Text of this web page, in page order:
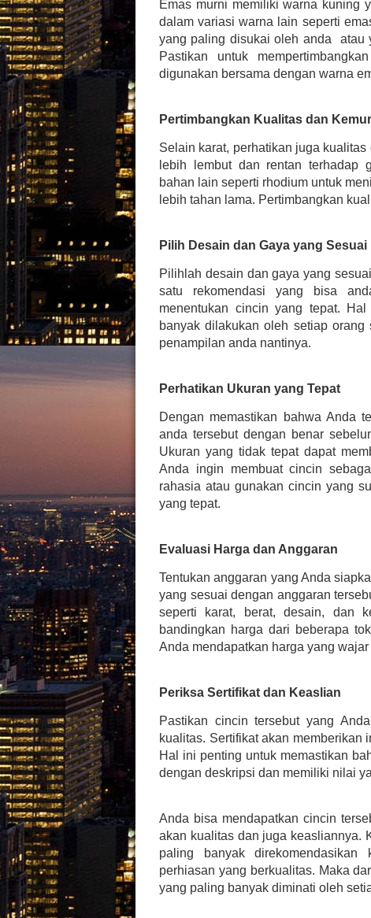
Emas murni memiliki warna kuning
dalam variasi warna lain seperti
yang paling disukai oleh anda atau
Pastikan untuk
digunakan bersama dengan warna
Pertimbangkan Kualitas dan
Selain karat, perhatikan juga
lebih lembut dan rentan terhadap
bahan lain seperti rhodium untuk
lebih tahan lama. Pertimbangkan
Pilih Desain dan Gaya yang Sesuai
Pilihlah desain dan gaya yang
satu rekomendasi yang bisa
menentukan cincin yang tepat.
banyak dilakukan oleh setiap
penampilan anda nantinya.
Perhatikan Ukuran yang Tepat
Dengan memastikan bahwa Anda
anda tersebut dengan benar
Ukuran yang tidak tepat dapat
Anda ingin membuat cincin
rahasia atau gunakan cincin yang
yang tepat.
Evaluasi Harga dan Anggaran
Tentukan anggaran yang Anda
yang sesuai dengan anggaran
seperti karat, berat, desain, dan
bandingkan harga dari beberapa
Anda mendapatkan harga yang
Periksa Sertifikat dan Keaslian
Pastikan cincin tersebut yang
kualitas. Sertifikat akan memberikan
Hal ini penting untuk memastikan
dengan deskripsi dan memiliki nilai
Anda bisa mendapatkan cincin
akan kualitas dan juga keasliannya.
paling banyak direkomendasikan
perhiasan yang berkualitas. Maka
yang paling banyak diminati oleh